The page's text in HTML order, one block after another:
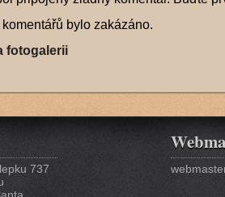
bylo zakázáno.
fotogalerii
737